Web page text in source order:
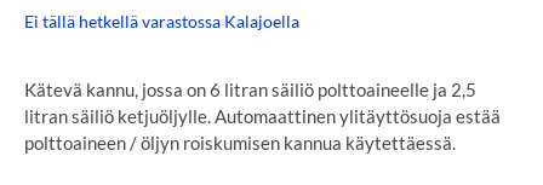
Ei tällä hetkellä varastossa Kalajoella
Kätevä kannu, jossa on 6 litran säiliö polttoaineelle ja 2,5
litran säiliö ketjuöljylle. Automaattinen ylitäyttösuoja estää
polttoaineen / öljyn roiskumisen kannua käytettäessä.